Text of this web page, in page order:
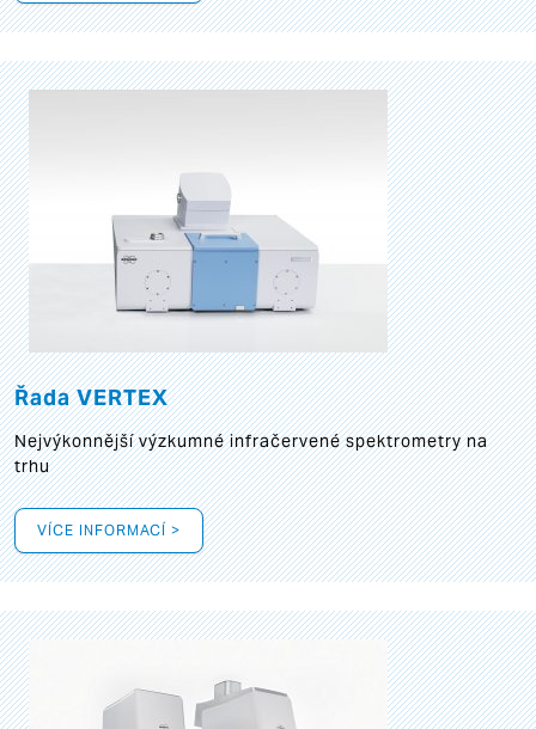
Řada VERTEX
Nejvýkonnější výzkumné infračervené spektrometry na
trhu
VÍCE INFORMACÍ >